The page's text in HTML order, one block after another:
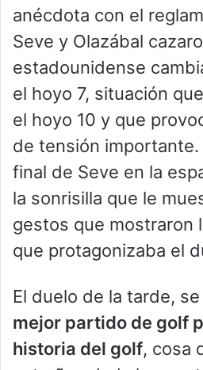
anécdota con el
Seve y Olazábal
estadounidense
el hoyo 7, situación
el hoyo 10 y que
de tensión importante.
final de Seve en la
la sonrisilla que le
gestos que mostraron
que protagonizaba el
El duelo de la tarde,
mejor partido de golf
historia del golf, cosa